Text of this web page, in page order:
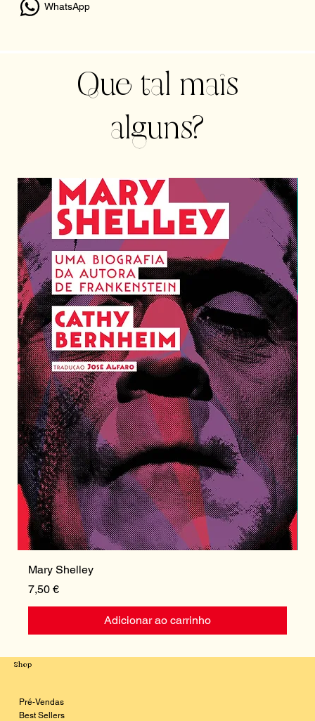
WhatsApp
Que tal mais
alguns?
Mary Shelley
Preço
7,50 €
Adicionar ao carrinho
Shop
Pré-Vendas
Best Sellers